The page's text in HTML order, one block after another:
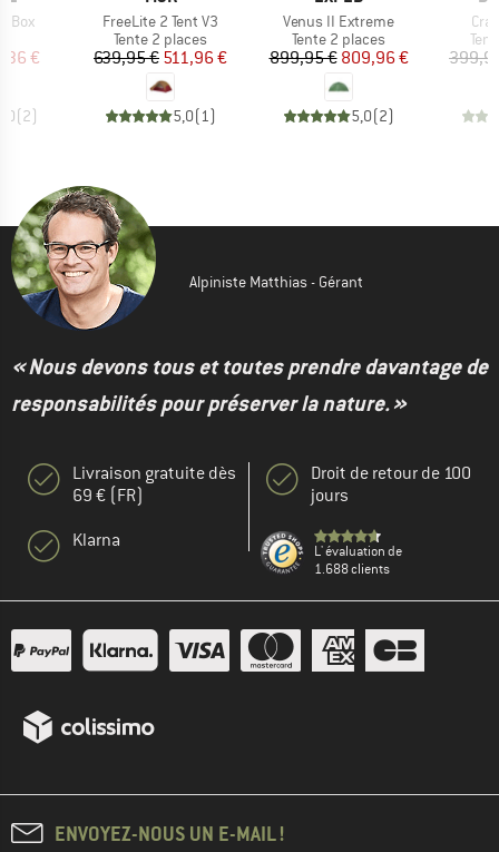
Box
réduit
€
(2)
Article
FreeLite 2 Tent V3
Product group
Tente 2 places
Prix
639,95 €Prix réduit
511,96 €
5,0(1)
Article
Venus II Extreme
Product group
Tente 2 places
Prix
899,95 €Prix réduit
809,96 €
5,0(2)
Alpiniste Matthias - Gérant
« Nous devons tous et toutes prendre davantage de
responsabilités pour préserver la nature. »
Livraison gratuite dès
69 € (FR)
Klarna
Droit de retour de 100
jours
L' évaluation de
1.688 clients
ENVOYEZ-NOUS UN E-MAIL !